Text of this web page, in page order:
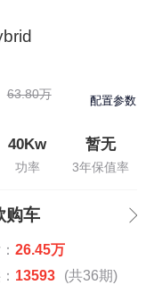
63.80万 配置参数
40Kw
功率
暂无
3年保值率
购车
26.45万
13593 (共36期)